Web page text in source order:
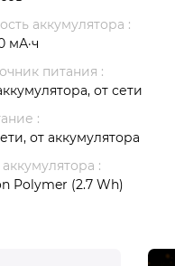
аккумулятора :
мА·ч
питания :
от сети
:
от аккумулятора
:
Polymer (2.7 Wh)